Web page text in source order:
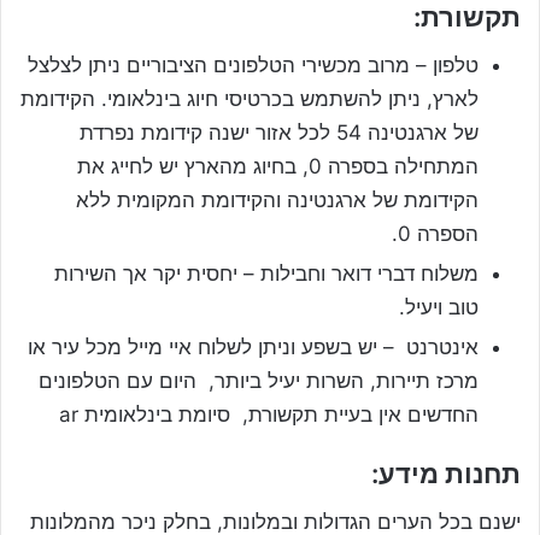
תקשורת:
טלפון – מרוב מכשירי הטלפונים הציבוריים ניתן לצלצל
לארץ, ניתן להשתמש בכרטיסי חיוג בינלאומי. הקידומת
של ארגנטינה 54 לכל אזור ישנה קידומת נפרדת
המתחילה בספרה 0, בחיוג מהארץ יש לחייג את
הקידומת של ארגנטינה והקידומת המקומית ללא
הספרה 0.
משלוח דברי דואר וחבילות – יחסית יקר אך השירות
טוב ויעיל.
אינטרנט – יש בשפע וניתן לשלוח איי מייל מכל עיר או
מרכז תיירות, השרות יעיל ביותר, היום עם הטלפונים
החדשים אין בעיית תקשורת, סיומת בינלאומית ar
תחנות מידע:
ישנם בכל הערים הגדולות ובמלונות, בחלק ניכר מהמלונות